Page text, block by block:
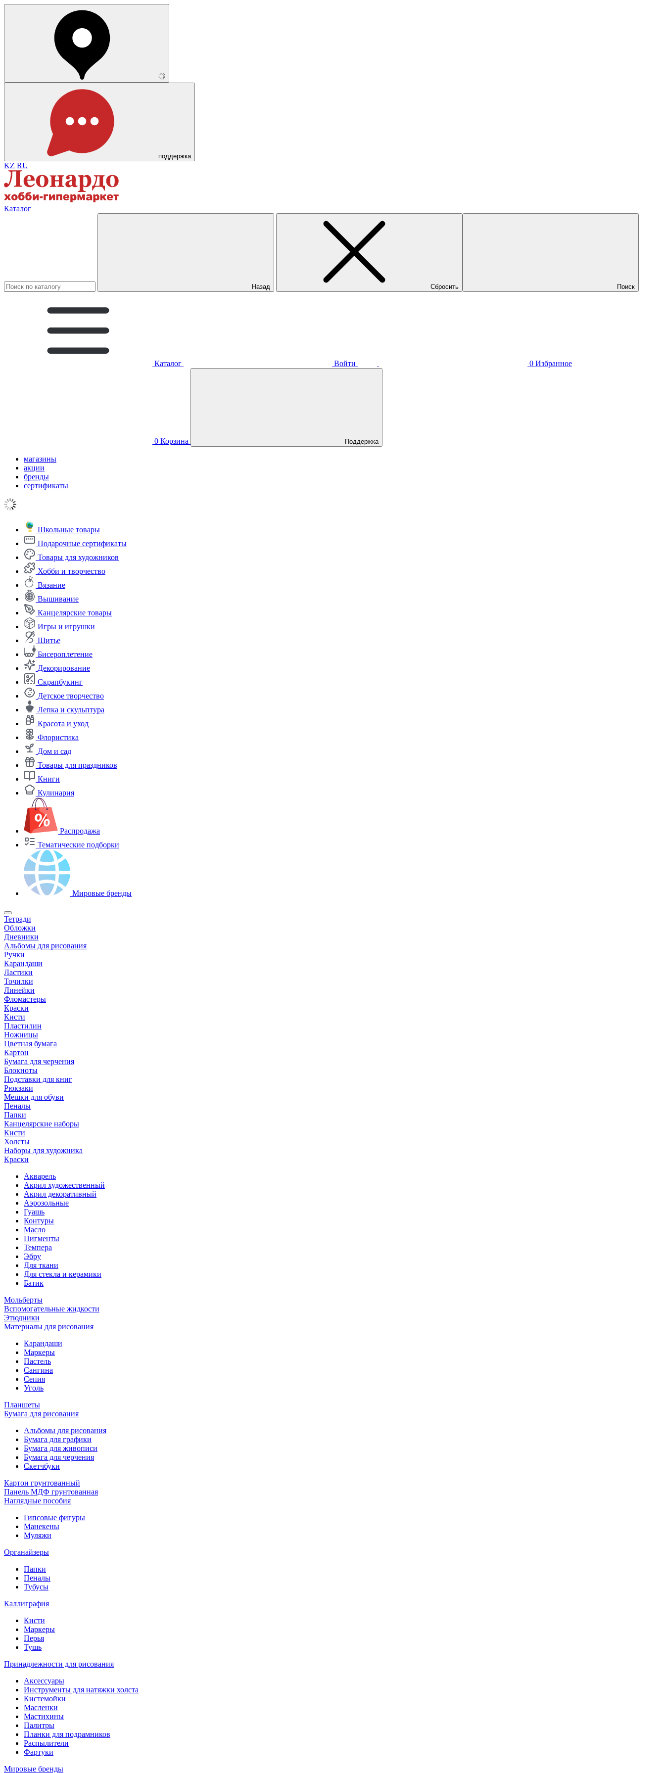
поддержка
KZ RU
Каталог
Назад Сбросить Поиск
Каталог Войти 0 Избранное
0 Корзина Поддержка
магазины
акции
бренды
сертификаты
Школьные товары
Подарочные сертификаты
Товары для художников
Хобби и творчество
Вязание
Вышивание
Канцелярские товары
Игры и игрушки
Шитье
Бисероплетение
Декорирование
Скрапбукинг
Детское творчество
Лепка и скульптура
Красота и уход
Флористика
Дом и сад
Товары для праздников
Книги
Кулинария
Распродажа
Тематические подборки
Мировые бренды
Тетради
Обложки
Дневники
Альбомы для рисования
Ручки
Карандаши
Ластики
Точилки
Линейки
Фломастеры
Краски
Кисти
Пластилин
Ножницы
Цветная бумага
Картон
Бумага для черчения
Блокноты
Подставки для книг
Рюкзаки
Мешки для обуви
Пеналы
Папки
Канцелярские наборы
Кисти
Холсты
Наборы для художника
Краски
Акварель
Акрил художественный
Акрил декоративный
Аэрозольные
Гуашь
Контуры
Масло
Пигменты
Темпера
Эбру
Для ткани
Для стекла и керамики
Батик
Мольберты
Вспомогательные жидкости
Этюдники
Материалы для рисования
Карандаши
Маркеры
Пастель
Сангина
Сепия
Уголь
Планшеты
Бумага для рисования
Альбомы для рисования
Бумага для графики
Бумага для живописи
Бумага для черчения
Скетчбуки
Картон грунтованный
Панель МДФ грунтованная
Наглядные пособия
Гипсовые фигуры
Манекены
Муляжи
Органайзеры
Папки
Пеналы
Тубусы
Каллиграфия
Кисти
Маркеры
Перья
Тушь
Принадлежности для рисования
Аксессуары
Инструменты для натяжки холста
Кистемойки
Масленки
Мастихины
Палитры
Планки для подрамников
Распылители
Фартуки
Мировые бренды